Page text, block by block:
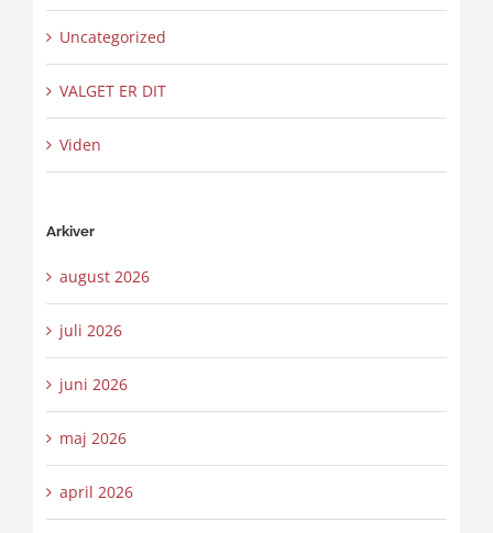
Uncategorized
VALGET ER DIT
Viden
Arkiver
august 2026
juli 2026
juni 2026
maj 2026
april 2026